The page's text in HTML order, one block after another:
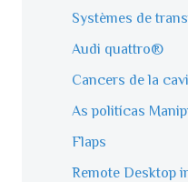
Systèmes de
Audi quattro®
Cancers de la
As politícas
Flaps
Remote Desktop